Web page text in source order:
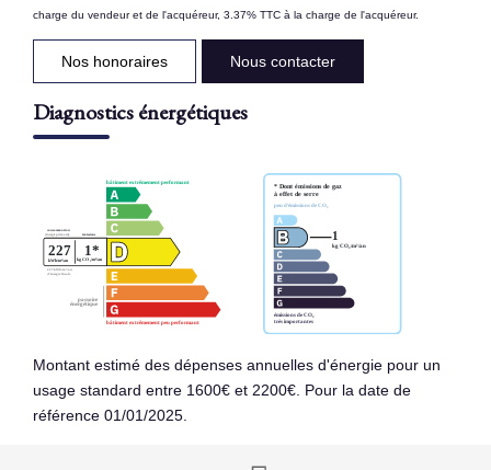
charge du vendeur et de l'acquéreur, 3.37% TTC à la charge de l'acquéreur.
Nos honoraires Nous contacter
Diagnostics énergétiques
Montant estimé des dépenses annuelles d'énergie pour un
usage standard entre 1600€ et 2200€. Pour la date de
référence 01/01/2025.